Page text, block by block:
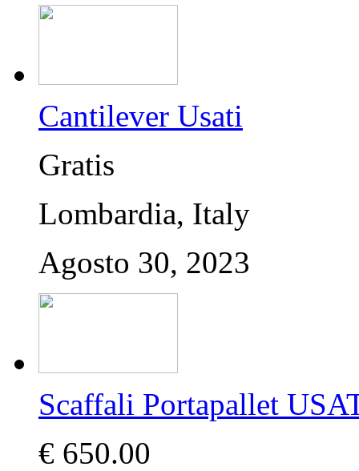
Cantilever Usati
Gratis
Lombardia, Italy
Agosto 30, 2023
Scaffali Portapallet
€ 650.00